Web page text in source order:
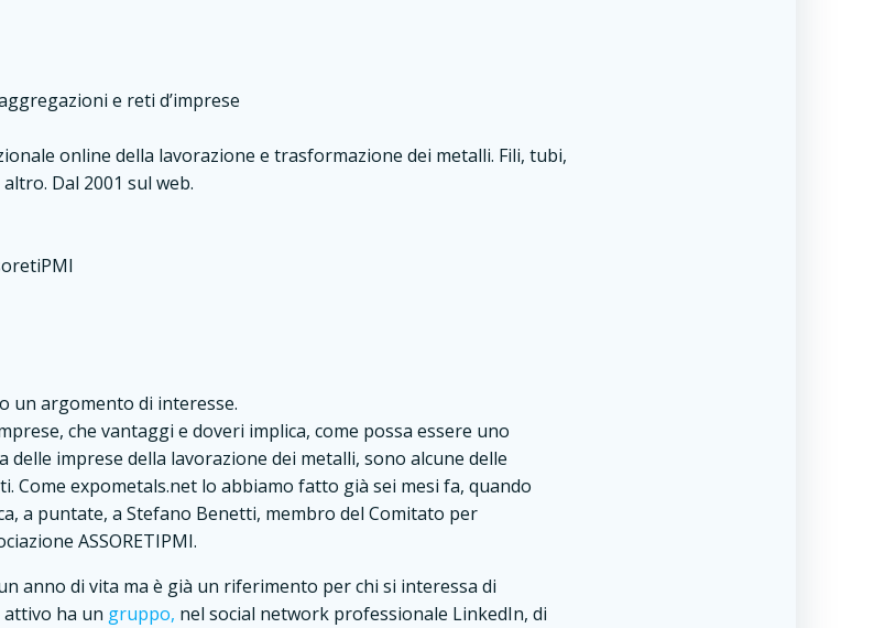
e reti d’imprese
online della lavorazione e trasformazione dei metalli. Fili, tubi,
Dal 2001 sul web.
un argomento di interesse.
che vantaggi e doveri implica, come possa essere uno
delle imprese della lavorazione dei metalli, sono alcune delle
Come expometals.net lo abbiamo fatto già sei mesi fa, quando
a puntate, a Stefano Benetti, membro del Comitato per
ASSORETIPMI.
anno di vita ma è già un riferimento per chi si interessa di
attivo ha un gruppo, nel social network professionale LinkedIn, di